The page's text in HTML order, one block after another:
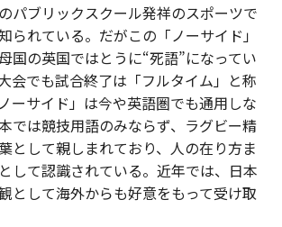
パブリックスクール発祥のスポーツで
られている。だがこの「ノーサイド」
国の英国ではとうに“死語”になってい
会でも試合終了は「フルタイム」と称
ーサイド」は今や英語圏でも通用しな
では競技用語のみならず、ラグビー精
として親しまれており、人の在り方ま
して認識されている。近年では、日本
として海外からも好意をもって受け取